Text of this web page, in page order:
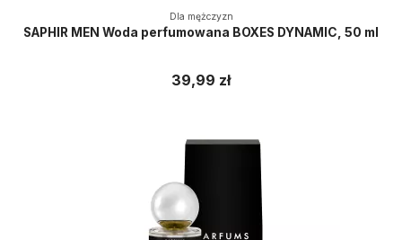
Dla mężczyzn
SAPHIR MEN Woda perfumowana BOXES DYNAMIC, 50 ml
39,99 zł